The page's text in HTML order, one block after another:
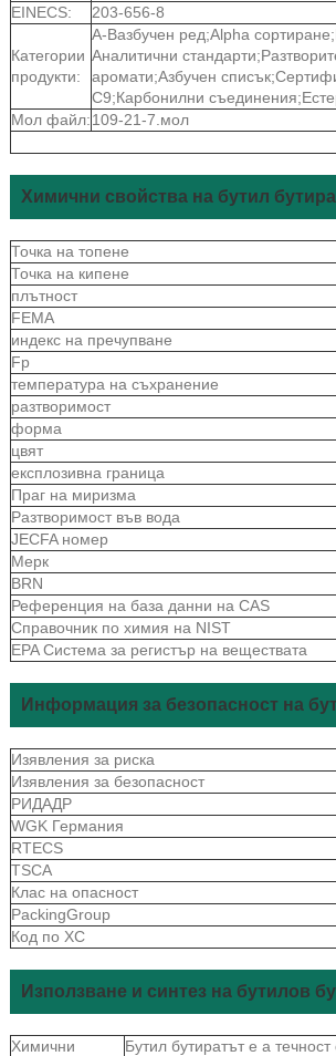
EINECS:
203-656-8
Категории
продукти:
A-Bазбучен ред;Alpha
Аналитични
аромати;Азбучен
C9;Карбонилни
Мол файл:109-21-7.мол
Химични свойства на бутил
Точка на топене
Точка на кипене
плътност
FEMA
индекс на пречупване
Fp
температура на съхранение
разтворимост
форма
цвят
експлозивна граница
Праг на миризма
Разтворимост във вода
JECFA номер
Мерк
BRN
Референция на база данни на CAS
Справочник по химия на NIST
EPA Система за регистър на веществата
Информация за безопасност на
Изявления за риска
Изявления за безопасност
РИДАДР
WGK Германия
RTECS
TSCA
Клас на опасност
PackingGroup
Код по ХС
Използване и синтез на бутилов
Химични
Бутил бутиратът е a